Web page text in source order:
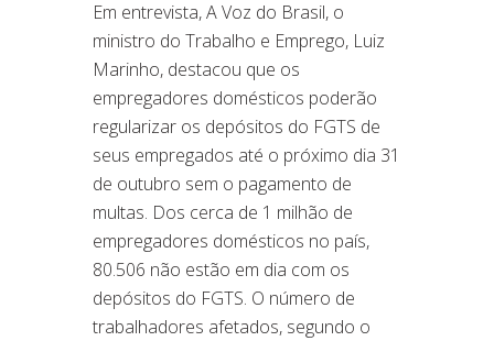
Em entrevista, A Voz do Brasil, o
ministro do Trabalho e Emprego, Luiz
Marinho, destacou que os
empregadores domésticos poderão
regularizar os depósitos do FGTS de
seus empregados até o próximo dia 31
de outubro sem o pagamento de
multas. Dos cerca de 1 milhão de
empregadores domésticos no país,
80.506 não estão em dia com os
depósitos do FGTS. O número de
trabalhadores afetados, segundo o